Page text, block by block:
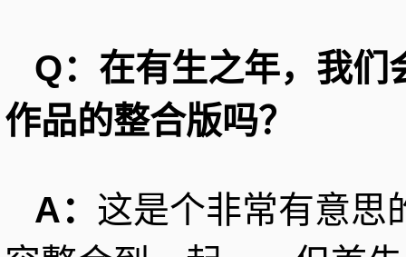
Q：在有生之年，我们
作品的整合版吗？
A： 这是个非常有意思